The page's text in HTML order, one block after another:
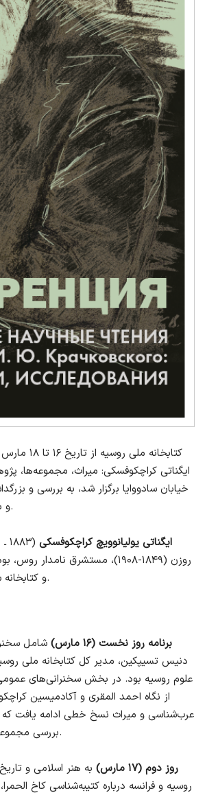
ایگناتی کراچکوفسکی: میراث، مجموعه‌ها،
خیابان سادووایا برگزار شد، به بررسی و
و بستر تبادل نظر متخصصان برجسته داخلی و بین‌المللی را فراهم آورد.
ایگناتی یولیانوویچ کراچکوفسکی
روزن (۱۸۴۹-۱۹۰۸)، مستشرق
و کتابخانه سن پیترزبورگ به تحقیق و مطالعه بر روی نسخ خطی عربی پرداخت.
برنامه روز نخست (۱۶ مارس)
شامل
دنیس تسیپکین، مدیر کل کتابخانه ملی
علوم روسیه بود. در بخش سخنرانی‌های
از نگاه احمد المقری و آکادمیسین
عرب‌شناسی و میراث نسخ خطی ادامه یافت که
بررسی مجموعه‌های خطی فارسی و عربی در گرجستان، روسیه و تاتارستان پرداخت.
روز دوم (۱۷ مارس)
به هنر اسلامی و
روسیه و فرانسه درباره کتیبه‌شناسی کاخ